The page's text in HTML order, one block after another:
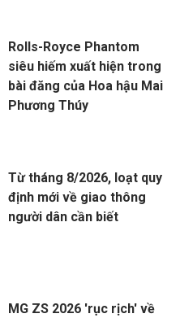
Rolls-Royce Phantom
siêu hiếm xuất hiện trong
bài đăng của Hoa hậu Mai
Phương Thúy
Từ tháng 8/2026, loạt quy
định mới về giao thông
người dân cần biết
MG ZS 2026 'rục rịch' về